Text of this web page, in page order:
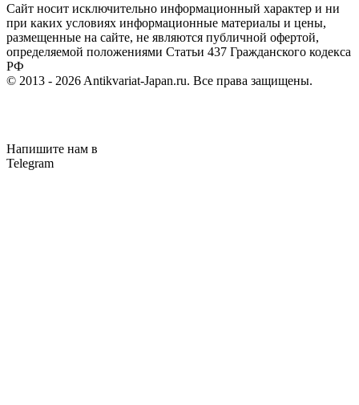
Cайт носит исключительно информационный характер и ни
при каких условиях информационные материалы и цены,
размещенные на сайте, не являются публичной офертой,
определяемой положениями Статьи 437 Гражданского кодекса
РФ
© 2013 - 2026 Antikvariat-Japan.ru. Все права защищены.
Напишите нам в
Telegram